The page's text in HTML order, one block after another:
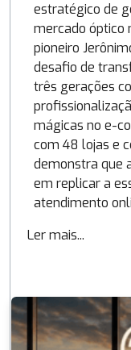
estratégico de
mercado óptico
pioneiro
desafio de
três gerações
mágicas no e-
com 48 lojas e
demonstra que
em replicar a
atendimento
Ler mais...